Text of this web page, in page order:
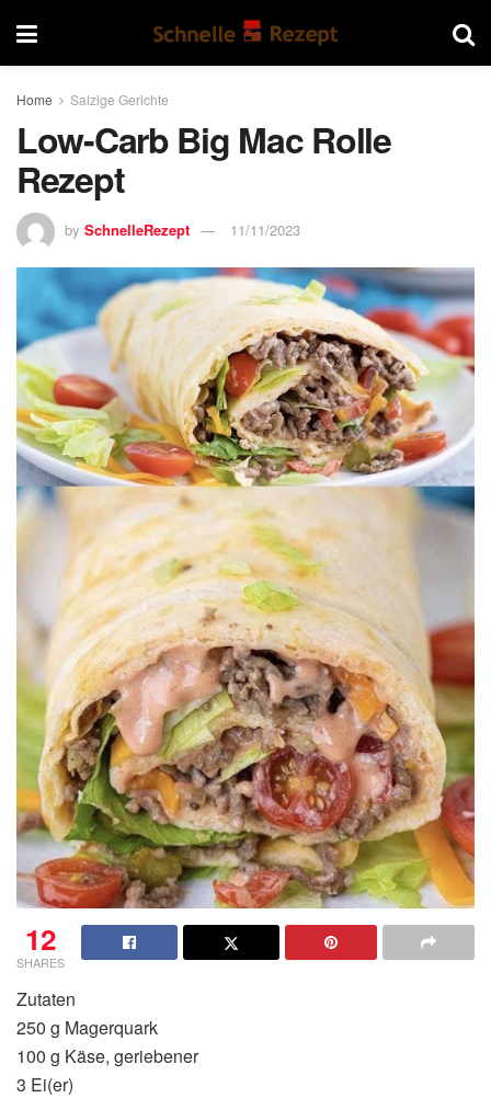
Home Salzige Gerichte
Low-Carb Big Mac Rolle
Rezept
by SchnelleRezept 11/11/2023
12
SHARES
Zutaten
250 g Magerquark
100 g Käse, geriebener
3 Ei(er)